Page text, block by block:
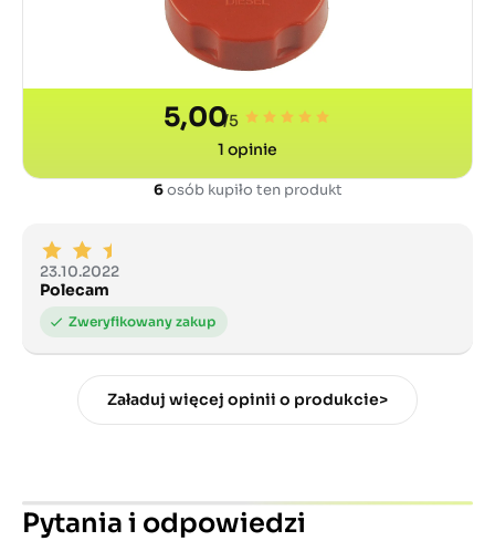
5,00/5
1 opinie
6osób kupiło ten produkt
23.10.2022
Polecam
Załaduj więcej opinii o produkcie>
Pytania i odpowiedzi